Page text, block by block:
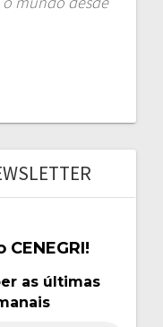
as últimas